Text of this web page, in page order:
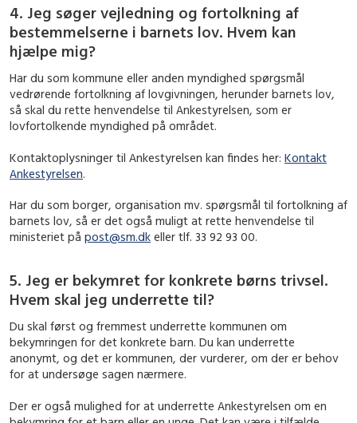
4. Jeg søger vejledning og fortolkning af
bestemmelserne i barnets lov. Hvem kan
hjælpe mig?
Har du som kommune eller anden myndighed spørgsmål
vedrørende fortolkning af lovgivningen, herunder barnets lov,
så skal du rette henvendelse til Ankestyrelsen, som er
lovfortolkende myndighed på området.
Kontaktoplysninger til Ankestyrelsen kan findes her: Kontakt
Ankestyrelsen.
Har du som borger, organisation mv. spørgsmål til fortolkning af
barnets lov, så er det også muligt at rette henvendelse til
ministeriet på post@sm.dk eller tlf. 33 92 93 00.
5. Jeg er bekymret for konkrete børns trivsel.
Hvem skal jeg underrette til?
Du skal først og fremmest underrette kommunen om
bekymringen for det konkrete barn. Du kan underrette
anonymt, og det er kommunen, der vurderer, om der er behov
for at undersøge sagen nærmere.
Der er også mulighed for at underrette Ankestyrelsen om en